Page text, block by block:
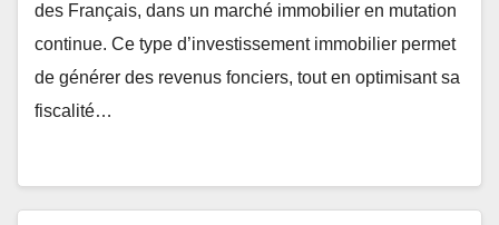
des Français, dans un marché immobilier en mutation
continue. Ce type d’investissement immobilier permet
de générer des revenus fonciers, tout en optimisant sa
fiscalité…